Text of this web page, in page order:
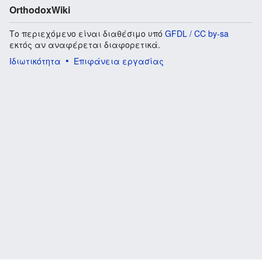
OrthodoxWiki
Το περιεχόμενο είναι διαθέσιμο υπό GFDL / CC by-sa
εκτός αν αναφέρεται διαφορετικά.
Ιδιωτικότητα
Επιφάνεια εργασίας